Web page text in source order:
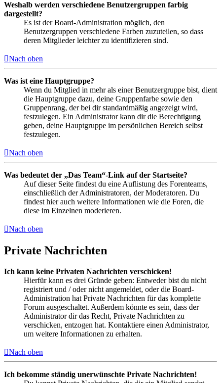
Weshalb werden verschiedene Benutzergruppen farbig
dargestellt?
Es ist der Board-Administration möglich, den
Benutzergruppen verschiedene Farben zuzuteilen, so dass
deren Mitglieder leichter zu identifizieren sind.
Nach oben
Was ist eine Hauptgruppe?
Wenn du Mitglied in mehr als einer Benutzergruppe bist, dient
die Hauptgruppe dazu, deine Gruppenfarbe sowie den
Gruppenrang, der bei dir standardmäßig angezeigt wird,
festzulegen. Ein Administrator kann dir die Berechtigung
geben, deine Hauptgruppe im persönlichen Bereich selbst
festzulegen.
Nach oben
Was bedeutet der „Das Team“-Link auf der Startseite?
Auf dieser Seite findest du eine Auflistung des Forenteams,
einschließlich der Administratoren, der Moderatoren. Du
findest hier auch weitere Informationen wie die Foren, die
diese im Einzelnen moderieren.
Nach oben
Private Nachrichten
Ich kann keine Privaten Nachrichten verschicken!
Hierfür kann es drei Gründe geben: Entweder bist du nicht
registriert und / oder nicht angemeldet, oder die Board-
Administration hat Private Nachrichten für das komplette
Forum ausgeschaltet. Außerdem könnte es sein, dass der
Administrator dir das Recht, Private Nachrichten zu
verschicken, entzogen hat. Kontaktiere einen Administrator,
um weitere Informationen zu erhalten.
Nach oben
Ich bekomme ständig unerwünschte Private Nachrichten!